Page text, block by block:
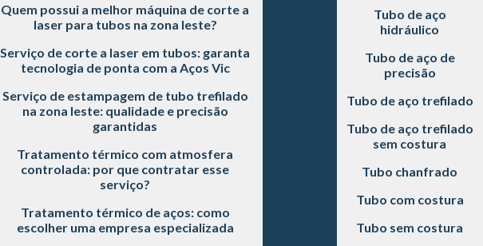
Quem possui a melhor máquina de corte a
laser para tubos na zona leste?
Serviço de corte a laser em tubos: garanta
tecnologia de ponta com a Aços Vic
Serviço de estampagem de tubo trefilado
na zona leste: qualidade e precisão
garantidas
Tratamento térmico com atmosfera
controlada: por que contratar esse
serviço?
Tratamento térmico de aços: como
escolher uma empresa especializada
Tubo de aço
hidráulico
Tubo de aço de
precisão
Tubo de aço trefilado
Tubo de aço trefilado
sem costura
Tubo chanfrado
Tubo com costura
Tubo sem costura